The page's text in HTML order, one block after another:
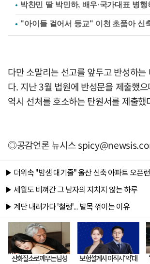
박찬민 딸 박민하, 배우·국가대표 병
다만 소말리는 선고를 앞두고 반성하는
다. 지난 3월 법원에 반성문을 제출했
역시 선처를 호소하는 탄원서를 제출했
◎공감언론 뉴시스